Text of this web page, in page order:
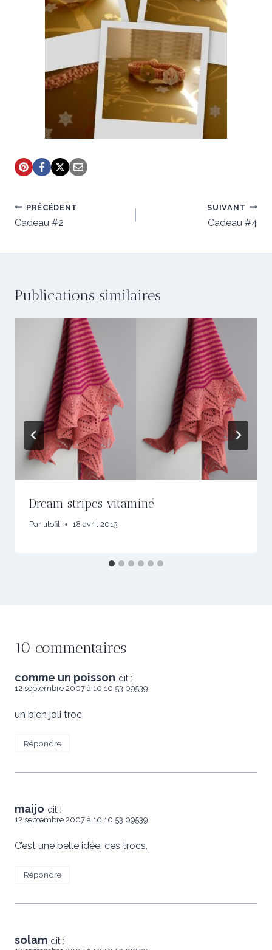
Navigation
de
PRÉCÉDENT
Cadeau #2
SUIVANT
Cadeau #4
Publications similaires
Dream stripes vitaminé
Par lilofil 18 avril 2013
10 commentaires
comme un poisson dit :
12 septembre 2007 à 10 10 53 09539
un bien joli troc
Répondre
maijo dit :
12 septembre 2007 à 10 10 53 09539
C’est une belle idée, ces trocs.
Répondre
solam dit :